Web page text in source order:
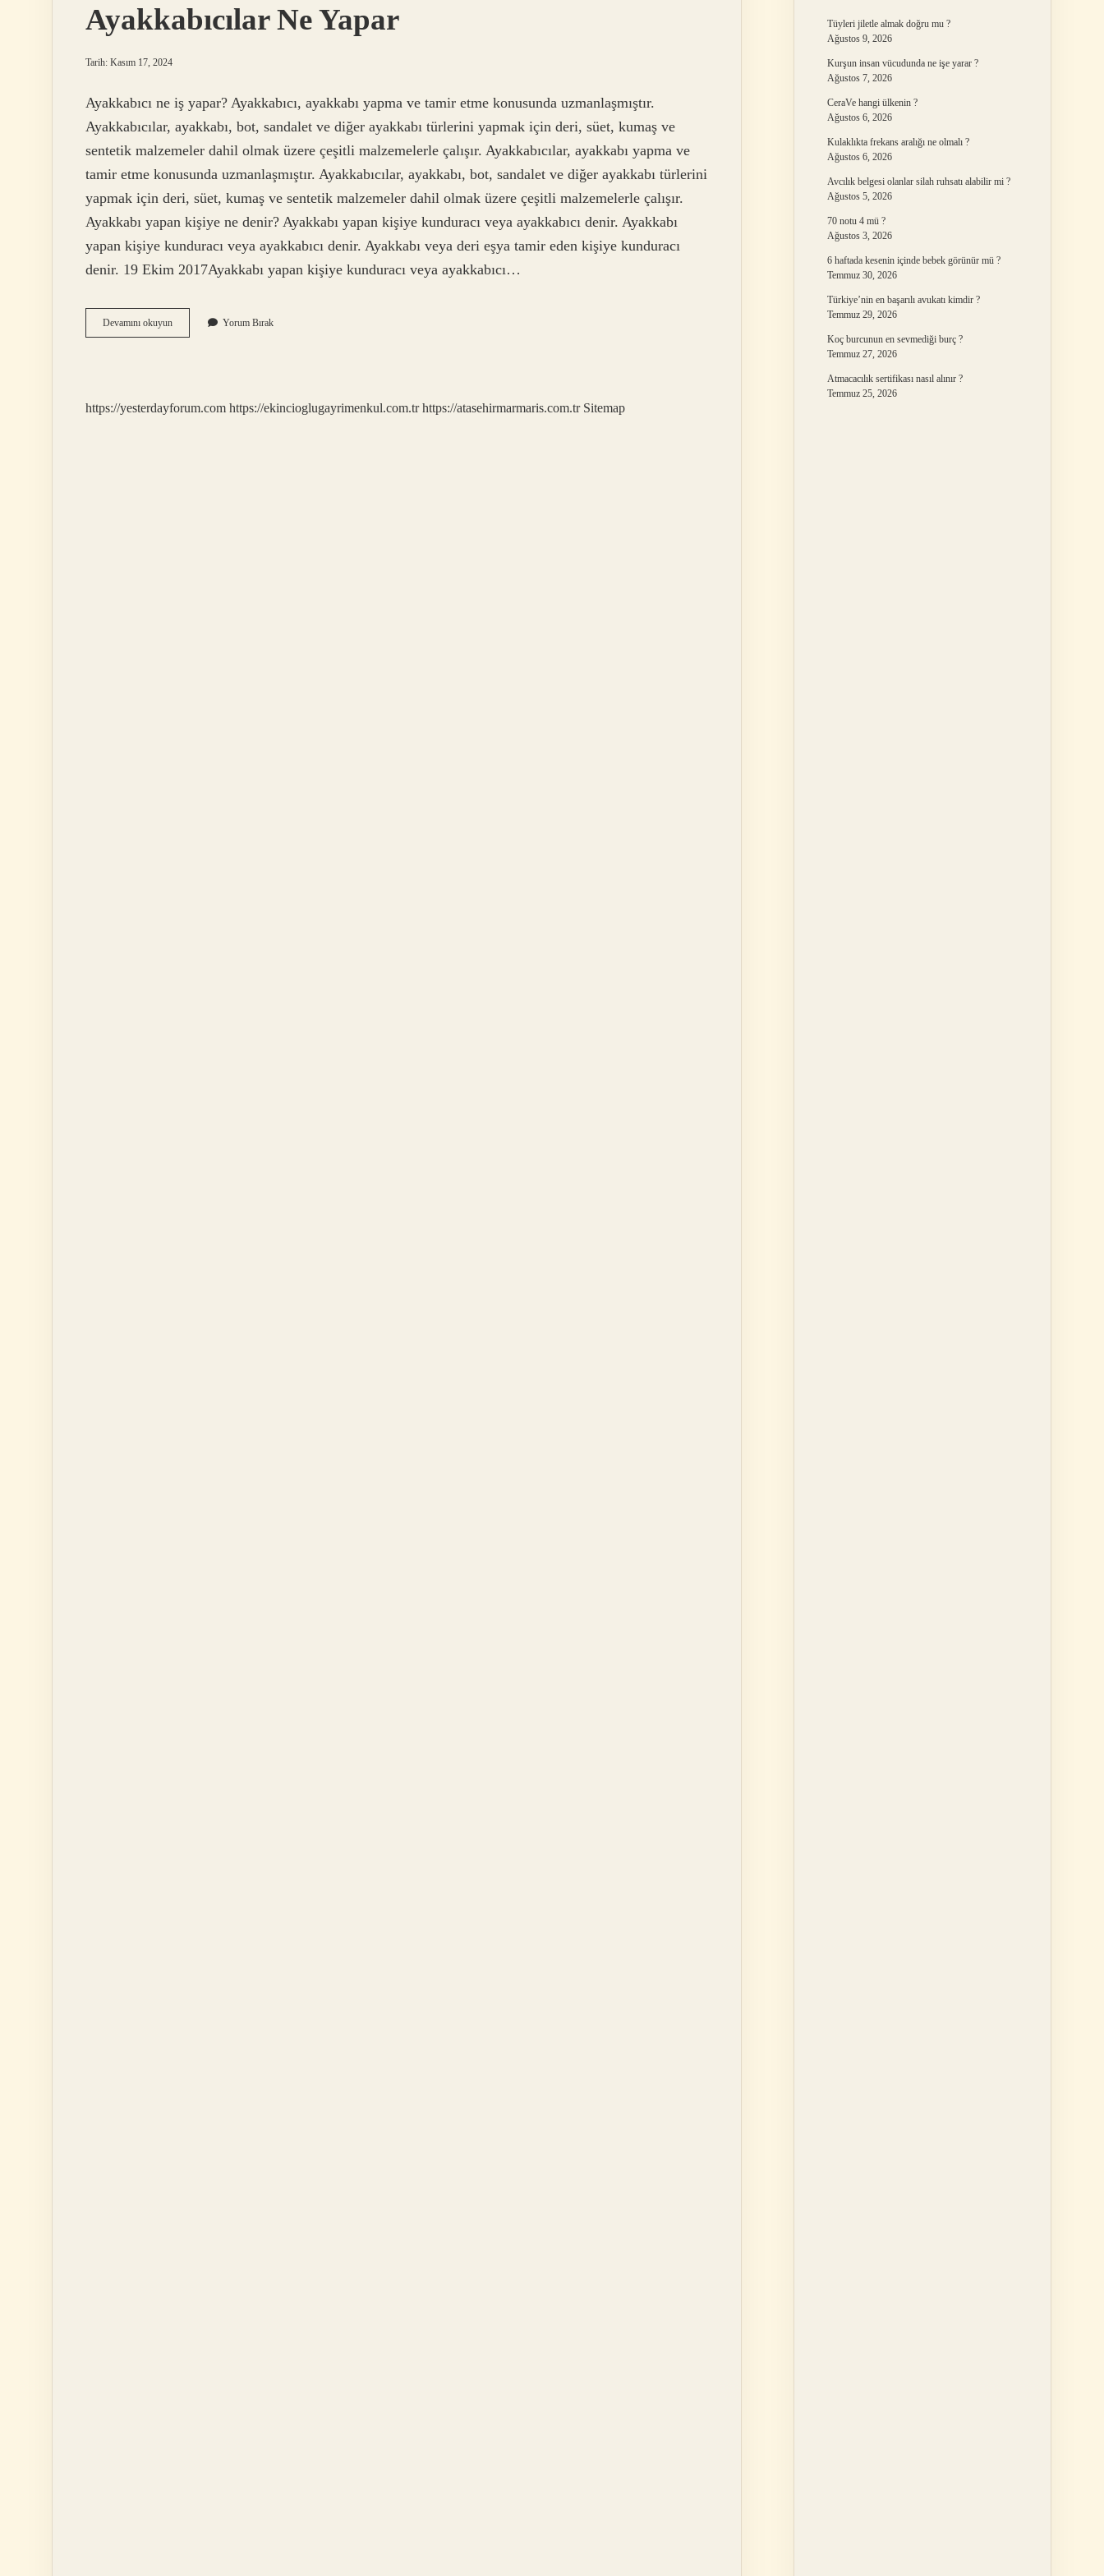
Ayakkabıcılar Ne Yapar
Tarih: Kasım 17, 2024
Ayakkabıcı ne iş yapar? Ayakkabıcı, ayakkabı yapma ve tamir etme konusunda uzmanlaşmıştır.
Ayakkabıcılar, ayakkabı, bot, sandalet ve diğer ayakkabı türlerini yapmak için deri, süet, kumaş ve
sentetik malzemeler dahil olmak üzere çeşitli malzemelerle çalışır. Ayakkabıcılar, ayakkabı yapma ve
tamir etme konusunda uzmanlaşmıştır. Ayakkabıcılar, ayakkabı, bot, sandalet ve diğer ayakkabı türlerini
yapmak için deri, süet, kumaş ve sentetik malzemeler dahil olmak üzere çeşitli malzemelerle çalışır.
Ayakkabı yapan kişiye ne denir? Ayakkabı yapan kişiye kunduracı veya ayakkabıcı denir. Ayakkabı
yapan kişiye kunduracı veya ayakkabıcı denir. Ayakkabı veya deri eşya tamir eden kişiye kunduracı
denir. 19 Ekim 2017Ayakkabı yapan kişiye kunduracı veya ayakkabıcı…
Devamını okuyunAyakkabıcılar
Ne
Yorum Bırak
https://yesterdayforum.com https://ekincioglugayrimenkul.com.tr https://atasehirmarmaris.com.tr Sitemap
Tüyleri jiletle almak doğru mu ?
Ağustos 9, 2026
Kurşun insan vücudunda ne işe yarar ?
Ağustos 7, 2026
CeraVe hangi ülkenin ?
Ağustos 6, 2026
Kulaklıkta frekans aralığı ne olmalı ?
Ağustos 6, 2026
Avcılık belgesi olanlar silah ruhsatı alabilir mi ?
Ağustos 5, 2026
70 notu 4 mü ?
Ağustos 3, 2026
6 haftada kesenin içinde bebek görünür mü ?
Temmuz 30, 2026
Türkiye’nin en başarılı avukatı kimdir ?
Temmuz 29, 2026
Koç burcunun en sevmediği burç ?
Temmuz 27, 2026
Atmacacılık sertifikası nasıl alınır ?
Temmuz 25, 2026